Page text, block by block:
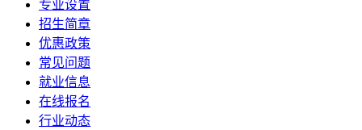
专业设置
招生简章
优惠政策
常见问题
就业信息
在线报名
行业动态